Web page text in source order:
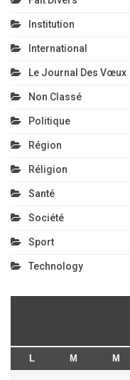
Institution
International
Le Journal Des Vœux
Non Classé
Politique
Région
Réligion
Santé
Société
Sport
Technology
L M M